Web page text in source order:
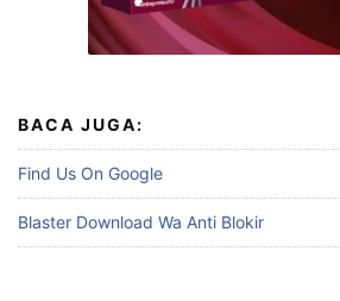
BACA JUGA:
Find Us On Google
Blaster Download Wa Anti Blokir